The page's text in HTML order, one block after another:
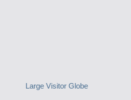
Large Visitor Globe